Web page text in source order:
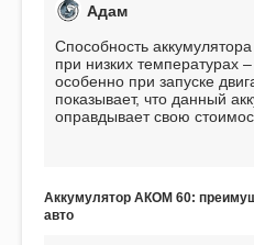
Адам
Способность
при низких температурах
особенно при запуске
показывает, что данный
оправдывает свою
пожалел. Считаю, что это
Аккумулятор АКОМ 60:
авто